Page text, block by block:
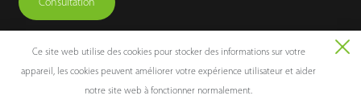
Consultation
Ce site web utilise des cookies pour stocker des informations sur votre
appareil, les cookies peuvent améliorer votre expérience utilisateur et aider
notre site web à fonctionner normalement.